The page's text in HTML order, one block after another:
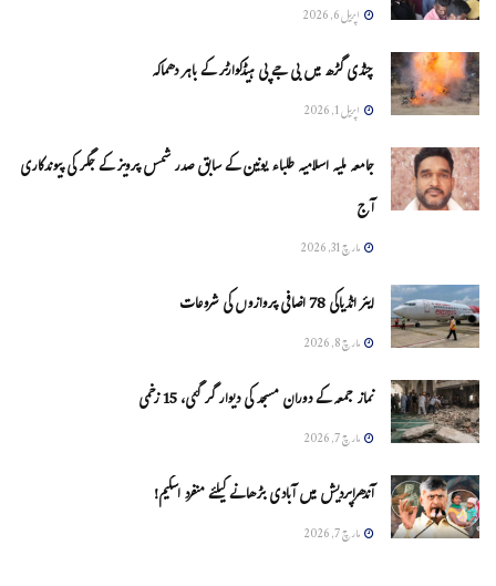
اپریل 6, 2026
چنڈی گڑھ میں بی جے پی ہیڈکوارٹر کے باہر دھماکہ
اپریل 1, 2026
جامعہ ملیہ اسلامیہ طلباء یونین کے سابق صدر شمس پرویز کے جگر کی پیوندکاری
آج
مارچ 31, 2026
ایئر انڈیاکی 78 اضافی پروازوں کی شروعات
مارچ 8, 2026
نماز جمعہ کے دوران مسجد کی دیوار گر گئی، 15 زخمی
مارچ 7, 2026
آندھراپردیش میں آبادی بڑھانے کیلئے منفرد اسکیم!
مارچ 7, 2026